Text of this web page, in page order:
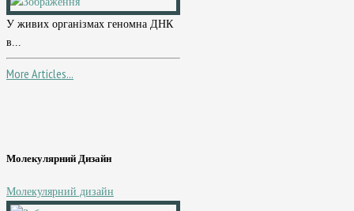
У живих організмах геномна ДНК
в...
More Articles...
Молекулярний Дизайн
Молекулярний дизайн